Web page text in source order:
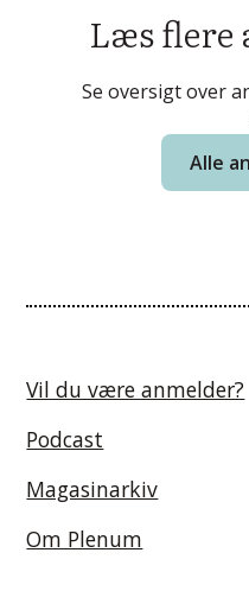
Læs flere
Se oversigt over
Alle
Vil du være anmelder?
Podcast
Magasinarkiv
Om Plenum